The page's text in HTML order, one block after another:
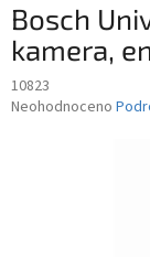
Bosch
kamera,
10823
Průměrné
Neohodnoceno